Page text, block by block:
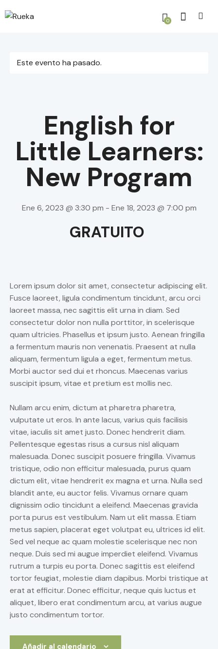
0
Este evento ha pasado.
English for
Little Learners:
New Program
Ene 6, 2023 @ 3:30 pm - Ene 18, 2023 @ 7:00 pm
GRATUITO
Lorem ipsum dolor sit amet, consectetur adipiscing elit.
Fusce laoreet, ligula condimentum tincidunt, arcu orci
laoreet massa, nec sagittis elit urna in diam. Sed
consectetur dolor non nulla porttitor, in scelerisque
quam ultricies. Phasellus et ipsum justo. Aenean fringilla
a fermentum mauris non venenatis. Praesent at nulla
aliquam, fermentum ligula a eget, fermentum metus.
Morbi auctor sed dui et rhoncus. Maecenas varius
suscipit ipsum, vitae et pretium est mollis nec.
Nullam arcu enim, dictum at pharetra pharetra,
vulputate ut eros. In ante lacus, varius quis facilisis
vitae, iaculis sit amet justo. Donec hendrerit diam.
Pellentesque egestas risus a cursus nisl aliquam
malesuada. Donec suscipit posuere fringilla. Vivamus
tristique, odio non efficitur malesuada, purus quam
dictum elit, vitae hendrerit ex magna et urna. Nulla sed
blandit ante, eu auctor felis. Vivamus ornare quam
dignissim odio tincidunt a eleifend. Maecenas gravida
porta purus est vestibulum. Nam ut elit massa. Etiam
metus sapien, placerat eget volutpat eu, ultrices id elit.
Sed vel neque ac quam molestie scelerisque nec non
neque. Duis sed mi augue imperdiet eleifend. Vivamus
rutrum a turpis eu porta. Donec sagittis est eleifend
tortor feugiat, molestie diam dapibus. Morbi tristique at
erat at efficitur. Donec efficitur, neque quis luctus et
aliquet, libero erat condimentum arcu, at varius augue
justo condimentum tortor.
Añadir al calendario